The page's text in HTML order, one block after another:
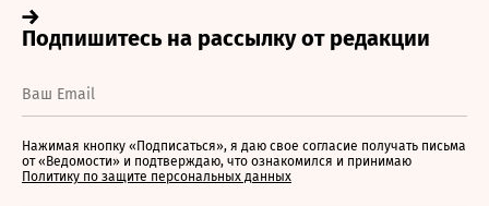
Нажимая кнопку «Подписаться», я даю свое согласие получать письма
от «Ведомости» и подтверждаю, что ознакомился и принимаю
Политику по защите персональных данных